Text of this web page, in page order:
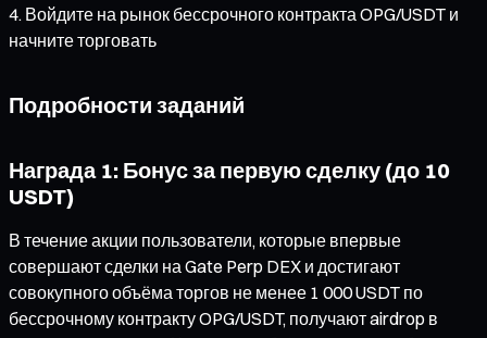
Войдите на рынок бессрочного контракта OPG/USDT и
начните торговать
Подробности заданий
Награда 1: Бонус за первую сделку (до 10
USDT)
В течение акции пользователи, которые впервые
совершают сделки на Gate Perp DEX и достигают
совокупного объёма торгов не менее 1 000 USDT по
бессрочному контракту OPG/USDT, получают airdrop в